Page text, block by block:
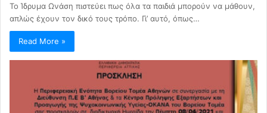
Το Ίδρυμα Ωνάση πιστεύει πως όλα τα παιδιά μπορούν να μάθουν,
απλώς έχουν τον δικό τους τρόπο. Γι’ αυτό, όπως…
Read More »